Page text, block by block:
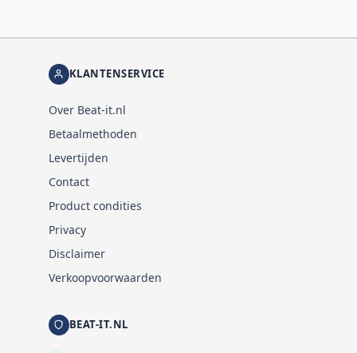
KLANTENSERVICE
Over Beat-it.nl
Betaalmethoden
Levertijden
Contact
Product condities
Privacy
Disclaimer
Verkoopvoorwaarden
BEAT-IT.NL